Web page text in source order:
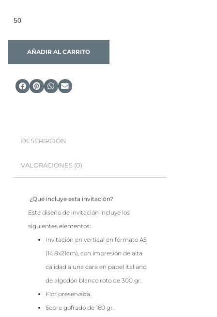
AÑADIR AL CARRITO
DESCRIPCIÓN
VALORACIONES (0)
¿Qué incluye esta invitación?
Este diseño de invitación incluye los
siguientes elementos:
Invitación en vertical en formato A5
(14,8x21cm), con impresión de alta
calidad a una cara en papel italiano
de algodón blanco roto de 300 gr.
Flor preservada.
Sobre gofrado de 160 gr.